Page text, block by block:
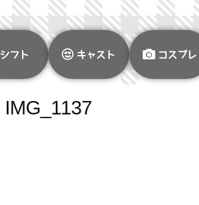
シフト キャスト コスプレ
IMG_1137